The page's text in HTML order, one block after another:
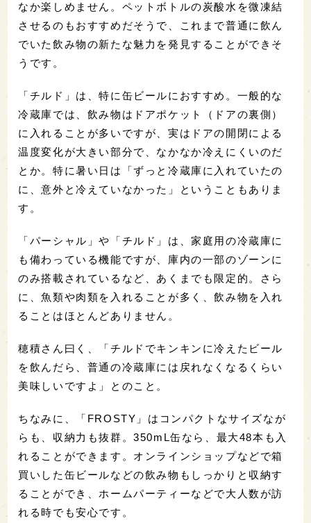
なか楽しめません。ペットボトルの炭酸水を微凍結
させるのもおすすめだそうで、これまで普通に飲ん
でいた飲み物の新たな魅力を発見することができそ
うです。
「チルド」は、特に缶ビールにおすすめ。一般的な
冷蔵庫では、飲み物はドアポケット（ドアの裏側）
に入れることが多いですが、実はドアの開閉による
温度変化が大きい部分で、なかなか冷えにくいのだ
とか。特に暑い日は「ずっと冷蔵庫に入れていたの
に、意外と冷えていなかった」ということもありま
す。
「パーシャル」や「チルド」は、家庭用の冷蔵庫に
も備わっている機能ですが、庫内の一部のゾーンに
のみ搭載されているなど、あくまでも限定的。さら
に、魚類や肉類を入れることが多く、飲み物を入れ
ることはほとんどありません。
穂積さん曰く、「チルドでキンキンに冷えたビール
を飲んだら、普通の冷蔵庫には戻れなくなるくらい
美味しいですよ」とのこと。
ちなみに、「FROSTY」はコンパクトなサイズなが
らも、収納力も抜群。350mL缶なら、最大48本も入
れることができます。オンラインショップなどで箱
買いした缶ビールなどの飲み物もしっかりと収納す
ることができ、ホームパーティーなどで大人数が訪
れる時でも安心です。